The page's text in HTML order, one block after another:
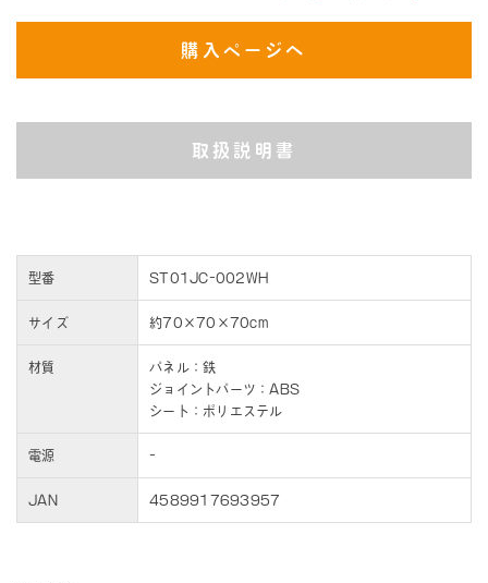
購入ページへ
取扱説明書
型番 ST01JC-002WH
サイズ 約70×70×70cm
材質
パネル：鉄
ジョイントパーツ：ABS
シート：ポリエステル
電源 -
JAN 4589917693957